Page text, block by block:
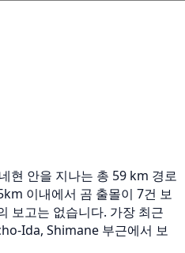
현 안을 지나는 총 59 km 경로
이내에서 곰 출몰이 7건 보
보고는 없습니다. 가장 최근
Ida, Shimane 부근에서 보